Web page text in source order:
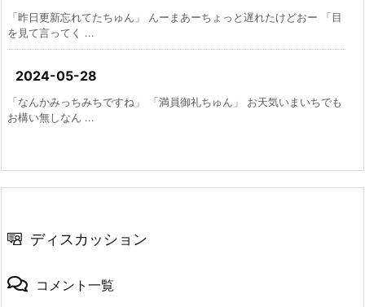
「昨日更新忘れてたちゅん」 んーまあーちょっと遅れたけどおー 「目
を見て言ってく ...
2024-05-28
「なんかみっちみちですね」 「満員御礼ちゅん」 お天気いまいちでも
お構い無しなん ...
ディスカッション
コメント一覧